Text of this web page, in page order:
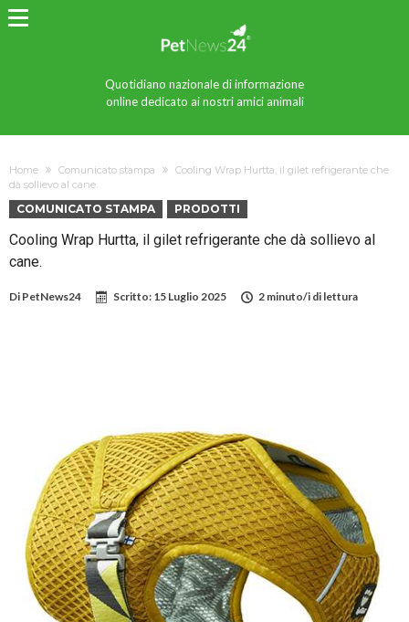
Quotidiano nazionale di informazione
online dedicato ai nostri amici animali
Home Comunicato stampa
Cooling Wrap Hurtta, il gilet refrigerante che
dà sollievo al cane.
COMUNICATO STAMPA PRODOTTI
Cooling Wrap Hurtta, il gilet refrigerante che dà sollievo al
cane.
Di PetNews24 Scritto: 15 Luglio 2025 2 minuto/i di lettura